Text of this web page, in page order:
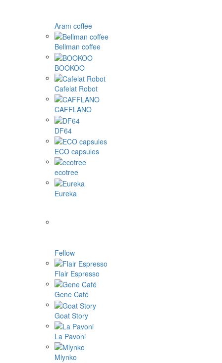
Aram coffee
Bellman coffee
BOOKOO
Cafelat Robot
CAFFLANO
DF64
ECO capsules
ecotree
Eureka
Fellow
Flair Espresso
Gene Café
Goat Story
La Pavoni
Mlynko